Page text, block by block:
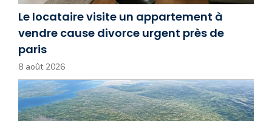
Le locataire visite un appartement à
vendre cause divorce urgent près de
paris
8 août 2026